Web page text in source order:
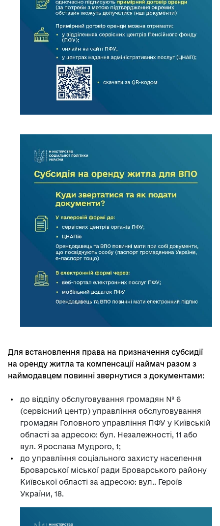
Для встановлення права на призначення субсидії
на оренду житла та компенсації наймач разом з
наймодавцем повинні звернутися з документами:
до відділу обслуговування громадян № 6
(сервісний центр) управління обслуговування
громадян Головного управління ПФУ у Київській
області за адресою: бул. Незалежності, 11 або
вул. Ярослава Мудрого, 1;
до управління соціального захисту населення
Броварської міської ради Броварського району
Київської області за адресою: вул.. Героїв
України, 18.